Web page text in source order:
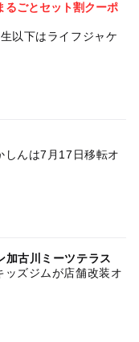
るごとセット割クーポ
以下はライフジャケ
しんは7月17日移転オ
加古川ミーツテラス
ッズジムが店舗改装オ